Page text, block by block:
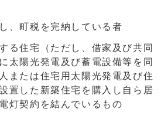
、町税を完納している者
る住宅（ただし、借家及び共同
太陽光発電及び蓄電設備等を同
または住宅用太陽光発電及び住
置した新築住宅を購入し自ら居
灯契約を結んでいるもの